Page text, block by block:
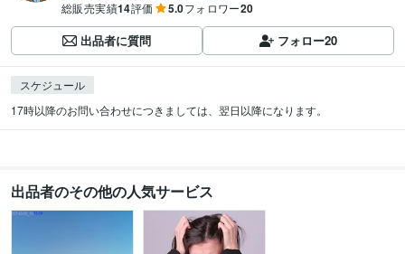
総販売実績14評価 5.0フォロワー20
出品者に質問 フォロー20
スケジュール
17時以降のお問い合わせにつきましては、翌日以降になります。
出品者のその他の人気サービス